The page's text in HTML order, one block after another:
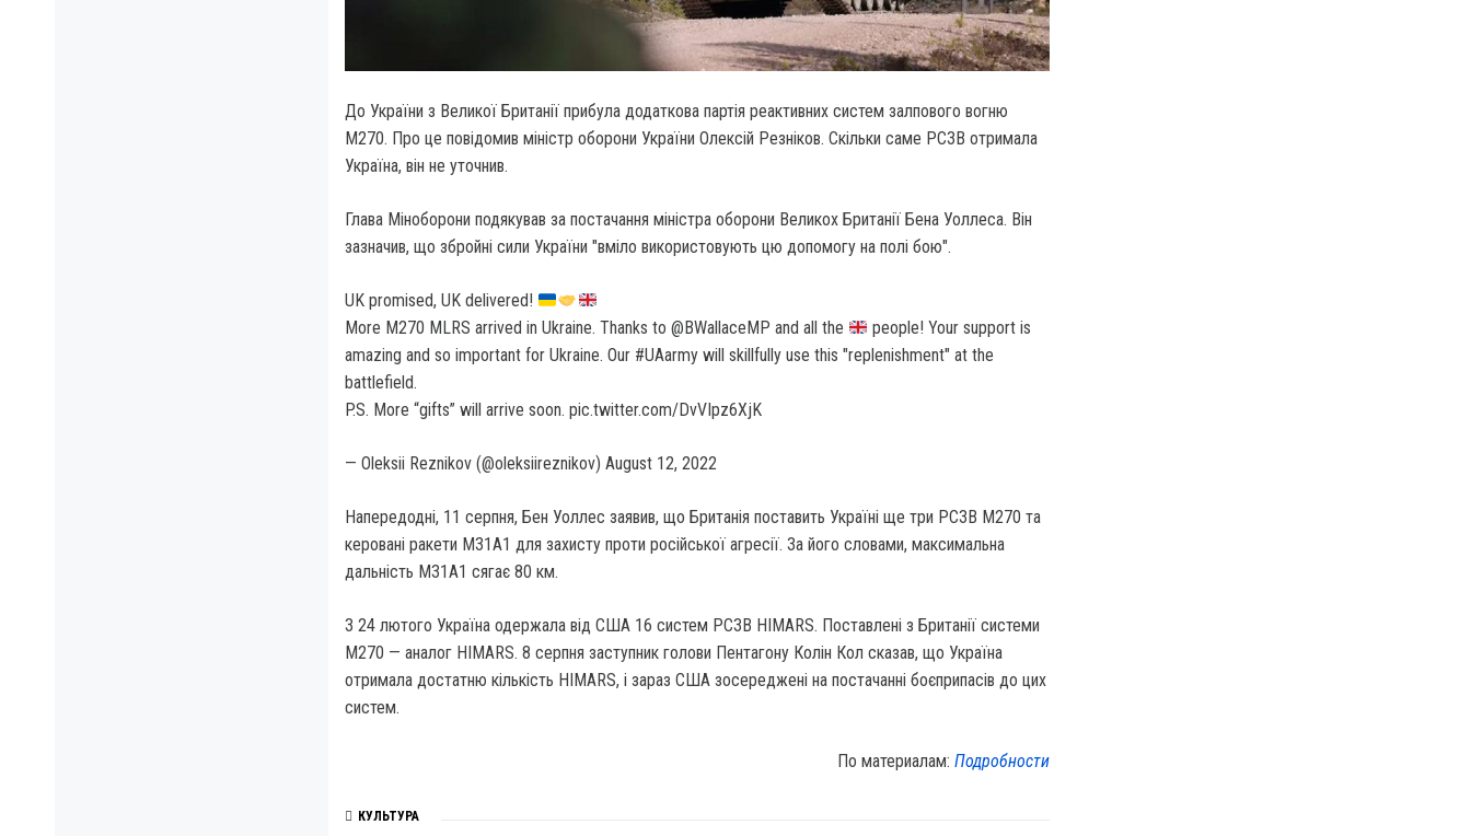
До України з Великої Британії прибула додаткова партія реактивних систем залпового вогню
M270. Про це повідомив міністр оборони України Олексій Резніков. Скільки саме РСЗВ отримала
Україна, він не уточнив.
Глава Міноборони подякував за постачання міністра оборони Великох Британії Бена Уоллеса. Він
зазначив, що збройні сили України "вміло використовують цю допомогу на полі бою".
UK promised, UK delivered!
More M270 MLRS arrived in Ukraine. Thanks to @BWallaceMP and all the
people! Your support is
amazing and so important for Ukraine. Our #UAarmy will skillfully use this "replenishment" at the
battlefield.
P.S. More “gifts” will arrive soon. pic.twitter.com/DvVIpz6XjK
— Oleksii Reznikov (@oleksiireznikov) August 12, 2022
Напередодні, 11 серпня, Бен Уоллес заявив, що Британія поставить Україні ще три РСЗВ M270 та
керовані ракети M31A1 для захисту проти російської агресії. За його словами, максимальна
дальність M31A1 сягає 80 км.
З 24 лютого Україна одержала від США 16 систем РСЗВ HIMARS. Поставлені з Британії системи
M270 — аналог HIMARS. 8 серпня заступник голови Пентагону Колін Кол сказав, що Україна
отримала достатню кількість HIMARS, і зараз США зосереджені на постачанні боєприпасів до цих
систем.
По материалам:Подробности
КУЛЬТУРА